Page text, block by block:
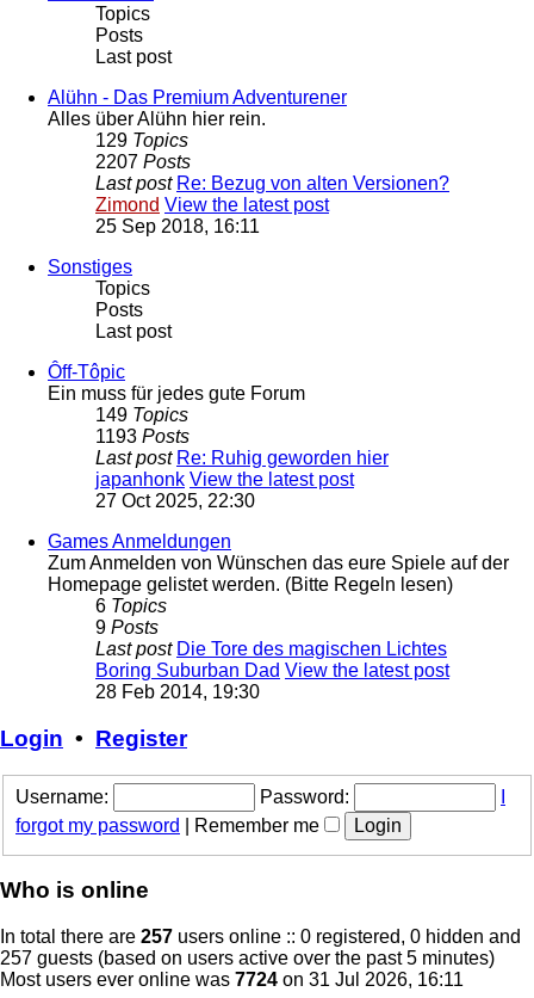
Topics
Posts
Last post
Alühn - Das Premium Adventurener
Alles über Alühn hier rein.
129 Topics
2207 Posts
Last post Re: Bezug von alten Versionen?
Zimond View the latest post
25 Sep 2018, 16:11
Sonstiges
Topics
Posts
Last post
Ôff-Tôpic
Ein muss für jedes gute Forum
149 Topics
1193 Posts
Last post Re: Ruhig geworden hier
japanhonk View the latest post
27 Oct 2025, 22:30
Games Anmeldungen
Zum Anmelden von Wünschen das eure Spiele auf der
Homepage gelistet werden. (Bitte Regeln lesen)
6 Topics
9 Posts
Last post Die Tore des magischen Lichtes
Boring Suburban Dad View the latest post
28 Feb 2014, 19:30
Login • Register
Username: Password:
forgot my password
Remember me
Who is online
In total there are 257 users online :: 0 registered, 0 hidden and
257 guests (based on users active over the past 5 minutes)
Most users ever online was 7724 on 31 Jul 2026, 16:11